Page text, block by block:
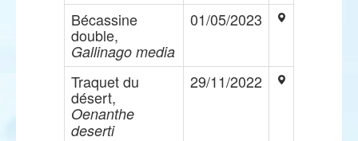
Bécassine
double,
Gallinago media
01/05/2023
Traquet du
désert,
Oenanthe
deserti
29/11/2022